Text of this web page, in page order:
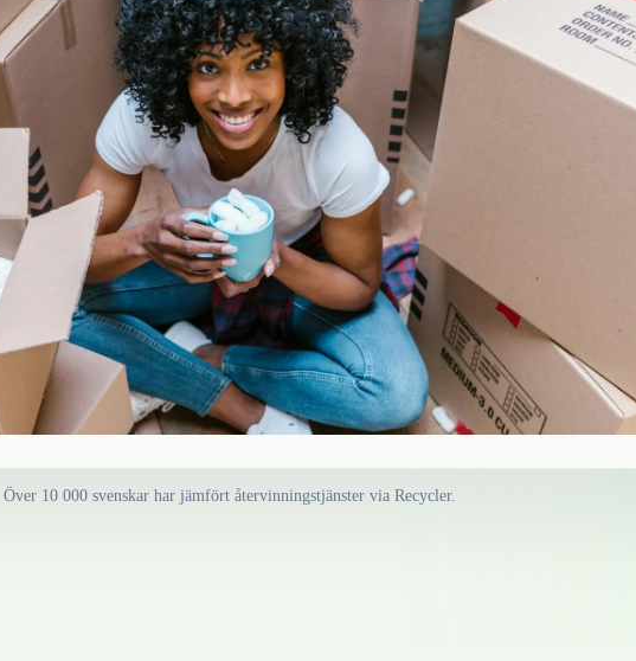
Över 10 000 svenskar har jämfört återvinningstjänster via Recycler.